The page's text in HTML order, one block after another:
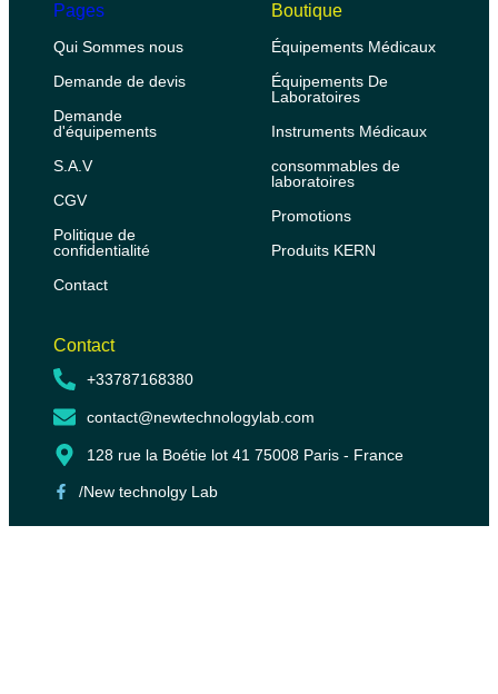
Pages
Qui Sommes nous
Demande de devis
Demande
d'équipements
S.A.V
CGV
Politique de
confidentialité
Contact
Boutique
Équipements Médicaux
Équipements De
Laboratoires
Instruments Médicaux
consommables de
laboratoires
Promotions
Produits KERN
Contact
+33787168380
contact@newtechnologylab.com
128 rue la Boétie lot 41 75008 Paris - France
/New technolgy Lab